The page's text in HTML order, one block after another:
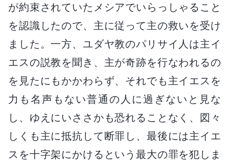
が約束されていたメシアでいらっしゃること
を認識したので、主に従って主の救いを受け
ました。一方、ユダヤ教のパリサイ人は主イ
エスの説教を聞き、主が奇跡を行なわれるの
を見たにもかかわらず、それでも主イエスを
力も名声もない普通の人に過ぎないと見な
し、ゆえにいささかも恐れることなく、図々
しくも主に抵抗して断罪し、最後には主イエ
スを十字架にかけるという最大の罪を犯しま